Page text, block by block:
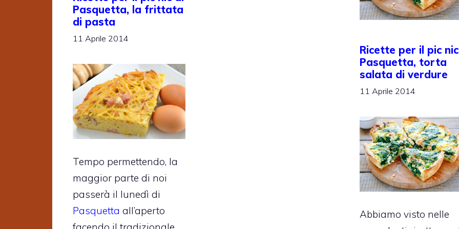
Pasquetta, la frittata
di pasta
11 Aprile 2014
Tempo permettendo, la
maggior parte di noi
passerà il lunedì di
Pasquetta all’aperto
Ricette per il pic
Pasquetta, torta
salata di verdure
11 Aprile 2014
Abbiamo visto nelle